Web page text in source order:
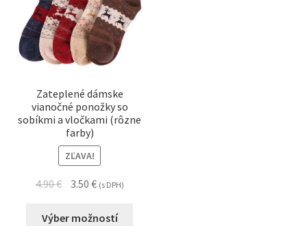
Zateplené dámske
vianočné ponožky so
sobíkmi a vločkami (rôzne
farby)
ZĽAVA!
4.90€ 3.50 € (s DPH)
Výber možností